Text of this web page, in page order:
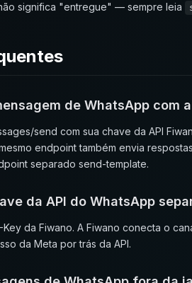
significa "entregue" — sempre leia
de WhatsApp com a
send com sua chave da API
endpoint também envia
separado send-template.
da API do WhatsApp
Key da Fiwano. A Fiwano conecta o
da Meta por trás da API.